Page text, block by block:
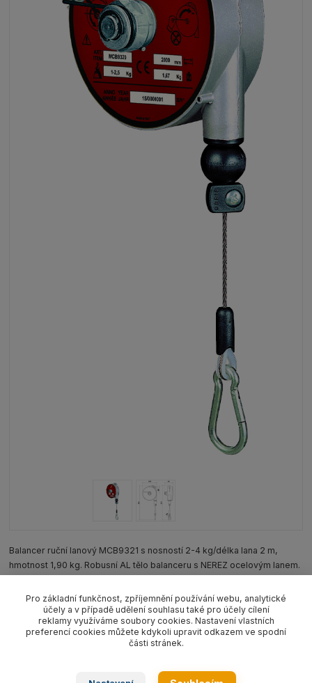
Balancer ruční lanový MCB9321 s nosností 2-4 kg/délka lana 2 m,
hmotnost 1,90 kg. Robusní AL tělo balanceru s NEREZ ocelovým lanem.
Dostupnost na objednávku do 3 dnů
Pro základní funkčnost, zpříjemnění používání webu, analytické
účely a v případě udělení souhlasu také pro účely cílení
reklamy využíváme soubory cookies. Nastavení vlastních
preferencí cookies můžete kdykoli upravit odkazem ve spodní
části stránek.